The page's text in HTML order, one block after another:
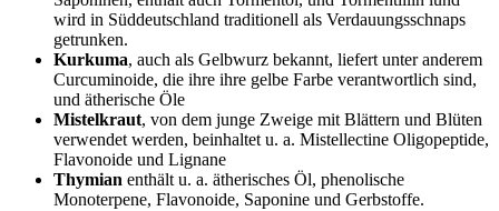
wird in Süddeutschland traditionell als Verdauungsschnaps
getrunken.
Kurkuma, auch als Gelbwurz bekannt, liefert unter anderem
Curcuminoide, die ihre ihre gelbe Farbe verantwortlich sind,
und ätherische Öle
Mistelkraut, von dem junge Zweige mit Blättern und Blüten
verwendet werden, beinhaltet u. a. Mistellectine Oligopeptide,
Flavonoide und Lignane
Thymian enthält u. a. ätherisches Öl, phenolische
Monoterpene, Flavonoide, Saponine und Gerbstoffe.